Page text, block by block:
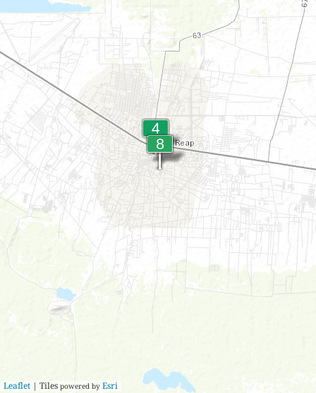
Leaflet | Tiles powered by Esri